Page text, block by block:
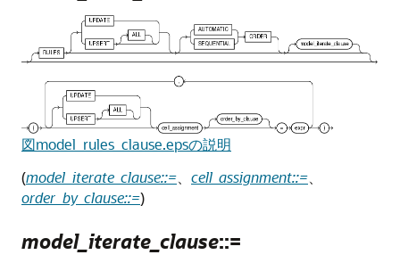
図model_rules_clause.epsの説明
(model_iterate_clause::=、 cell_assignment::=、
order_by_clause::=)
model_iterate_clause::=